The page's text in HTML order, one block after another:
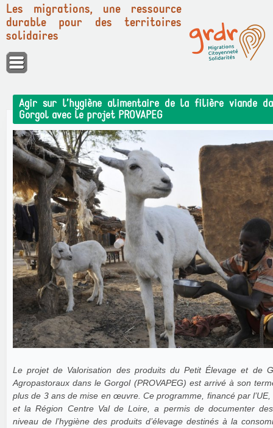
Panneau de gestion des cookies
Les migrations, une ressource
durable pour des territoires
solidaires
Agir sur l’hygiène alimentaire de la filière viande
Gorgol avec le projet PROVAPEG
Le projet de Valorisation des produits du Petit Élevage et de
Agropastoraux dans le Gorgol (PROVAPEG) est arrivé à son
plus de 3 ans de mise en œuvre. Ce programme, financé par
et la Région Centre Val de Loire, a permis de documenter
niveau de l’hygiène des produits d’élevage destinés à la